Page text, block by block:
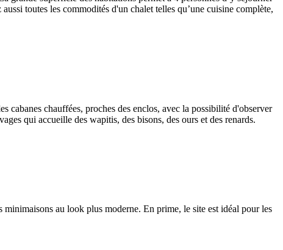
toutes les commodités d'un chalet telles qu’une cuisine complète,
cabanes chauffées, proches des enclos, avec la possibilité d'observer
qui accueille des wapitis, des bisons, des ours et des renards.
au look plus moderne. En prime, le site est idéal pour les